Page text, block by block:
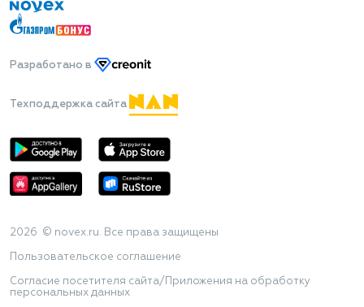
Разработано в
Техподдержка сайта
2026 © novex.ru. Все права защищены
Пользовательское соглашение
Согласие посетителя сайта/Приложения на обработку
персональных данных